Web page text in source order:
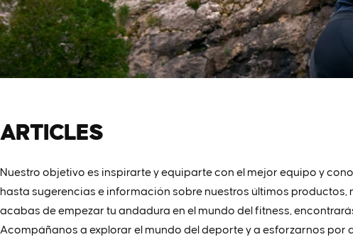
ARTICLES
Nuestro objetivo es inspirarte y equiparte con el mejor equipo y
hasta sugerencias e información sobre nuestros últimos
acabas de empezar tu andadura en el mundo del fitness,
Acompáñanos a explorar el mundo del deporte y a esforzarnos